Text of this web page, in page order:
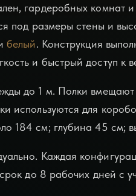
гардеробных комнат и
под размеры стены и
белый. Конструкция
и быстрый доступ к
до 1 м. Полки
используются для
184 см; глубина 45 см;
Каждая
до 8 рабочих дней с